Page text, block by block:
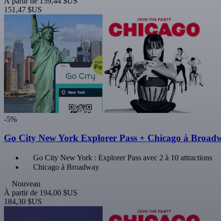
151,47 $US
-5%
Go City New York Explorer Pass + Chicago à
Go City New York : Explorer Pass avec 2 à 10 attractions
Chicago à Broadway
Nouveau
À partir de 194,00 $US
184,30 $US